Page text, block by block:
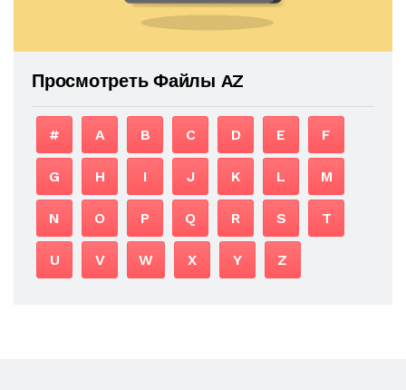
Просмотреть Файлы AZ
# A B C D E F
G H I J K L M
N O P Q R S T
U V W X Y Z